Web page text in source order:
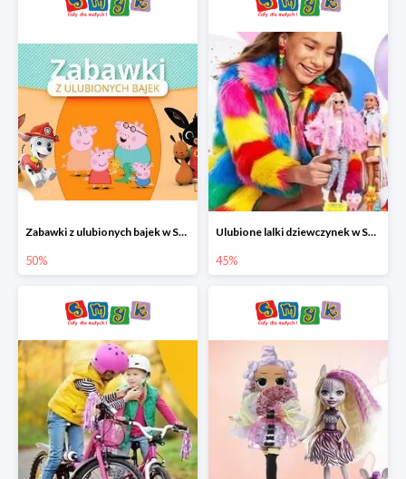
Zabawki z ulubionych bajek w Smyku do -50%
50%
Ulubione lalki dziewczynek w Smyku do -45%
45%